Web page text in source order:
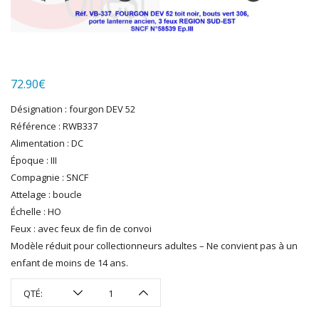
HUMBROL
LGB
MAKETTE
MARLKIN
MKD
NOVATEUR MODELES
PECO
PIKO
PN SUD MODELISME
PRINCE AUGUST
R37
72.90€
Désignation : fourgon DEV 52
Référence : RWB337
Alimentation : DC
Époque : III
Compagnie : SNCF
Attelage : boucle
Échelle : HO
Feux : avec feux de fin de convoi
Modèle réduit pour collectionneurs adultes – Ne convient pas à un
enfant de moins de 14 ans.
QTÉ: